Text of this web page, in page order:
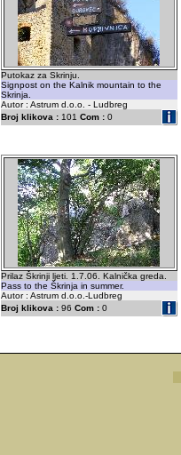
Putokaz za Skrinju.
Signpost on the Kalnik mountain to the
Skrinja.
Autor : Astrum d.o.o. - Ludbreg
Broj klikova :101 Com :0
Prilaz Škrinji ljeti. 1.7.06. Kalnička greda.
Pass to the Škrinja in summer.
Autor : Astrum d.o.o.-Ludbreg
Broj klikova :96 Com :0